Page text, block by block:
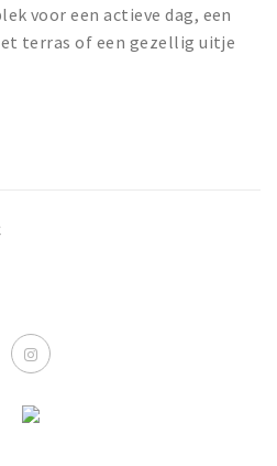
voor een actieve dag, een
terras of een gezellig uitje